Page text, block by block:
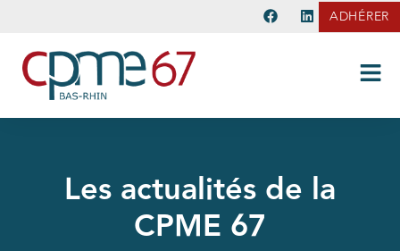
ADHÉRER
Les actualités de la
CPME 67